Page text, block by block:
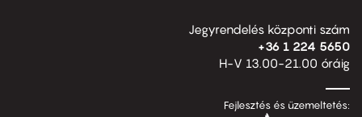
Jegyrendelés központi szám
+36 1 224 5650
H-V 13.00-21.00 óráig
Fejlesztés és üzemeltetés: